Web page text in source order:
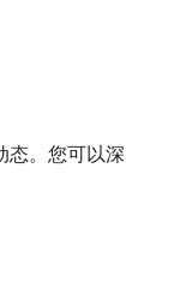
态。您可以深